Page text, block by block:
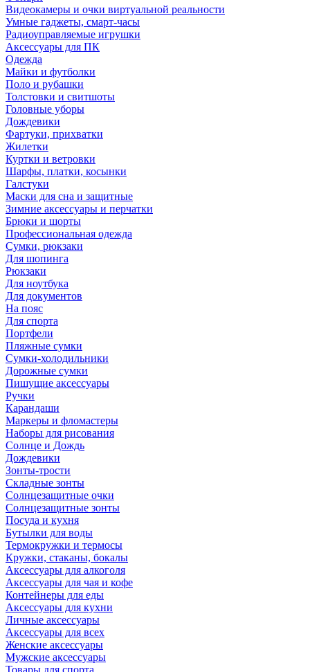
Видеокамеры и очки виртуальной реальности
Умные гаджеты, смарт-часы
Радиоуправляемые игрушки
Аксессуары для ПК
Одежда
Майки и футболки
Поло и рубашки
Толстовки и свитшоты
Головные уборы
Дождевики
Фартуки, прихватки
Жилетки
Куртки и ветровки
Шарфы, платки, косынки
Галстуки
Маски для сна и защитные
Зимние аксессуары и перчатки
Брюки и шорты
Профессиональная одежда
Сумки, рюкзаки
Для шопинга
Рюкзаки
Для ноутбука
Для документов
На пояс
Для спорта
Портфели
Пляжные сумки
Сумки-холодильники
Дорожные сумки
Пишущие аксессуары
Ручки
Карандаши
Маркеры и фломастеры
Наборы для рисования
Солнце и Дождь
Дождевики
Зонты-трости
Складные зонты
Солнцезащитные очки
Солнцезащитные зонты
Посуда и кухня
Бутылки для воды
Термокружки и термосы
Кружки, стаканы, бокалы
Аксессуары для алкоголя
Аксессуары для чая и кофе
Контейнеры для еды
Аксессуары для кухни
Личные аксессуары
Аксессуары для всех
Женские аксессуары
Мужские аксессуары
Товары для спорта